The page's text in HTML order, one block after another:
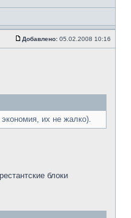
Добавлено: 05.02.2008 10:16
их не жалко).
блоки